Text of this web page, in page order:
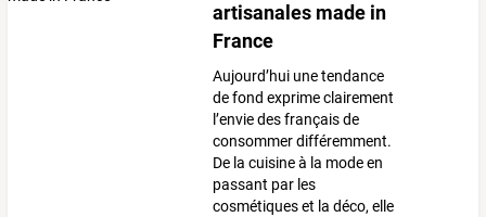
artisanales made in
France
Aujourd’hui une tendance
de fond exprime clairement
l’envie des français de
consommer différemment.
De la cuisine à la mode en
passant par les
cosmétiques et la déco, elle